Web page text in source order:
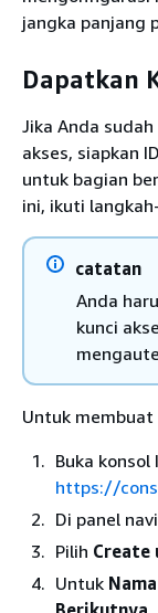
jangka panjang
Dapatkan
Jika Anda
akses, siapkan
untuk bagian
ini, ikuti
catatan
Anda
kunci
Untuk membuat
Buka konsol
https://
Di panel
Pilih Create
Untuk